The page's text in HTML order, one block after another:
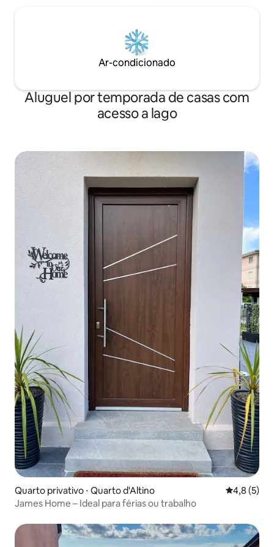
Ar-condicionado
Aluguel por temporada de casas com
acesso a lago
Quarto privativo ⋅ Quarto d'Altino 4,8 de
4,8 (5)
James Home – Ideal para férias ou trabalho